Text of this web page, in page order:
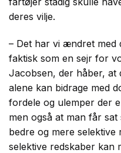
deres vilje.
– Det har vi ændret med
faktisk som en sejr for
Jacobsen, der håber, at
alene kan bidrage med
fordele og ulemper der
men også at man får
bedre og mere selektive
selektive redskaber kan